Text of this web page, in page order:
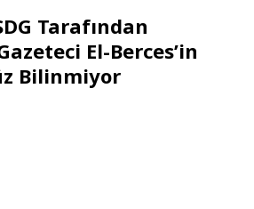
Tarafından
El-Berces’in
Bilinmiyor